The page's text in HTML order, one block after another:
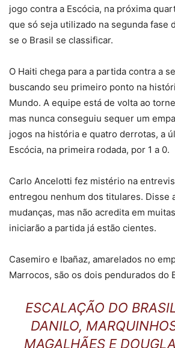
jogo contra a Escócia, na próxima
que só seja utilizado na segunda fase
se o Brasil se classificar.
O Haiti chega para a partida contra a
buscando seu primeiro ponto na
Mundo. A equipe está de volta ao
mas nunca conseguiu sequer um
jogos na história e quatro derrotas, a
Escócia, na primeira rodada, por 1 a 0.
Carlo Ancelotti fez mistério na
entregou nenhum dos titulares. Disse
mudanças, mas não acredita em
iniciarão a partida já estão cientes.
Casemiro e Ibañaz, amarelados no
Marrocos, são os dois pendurados do
ESCALAÇÃO DO
DANILO,
MAGALHÃES E